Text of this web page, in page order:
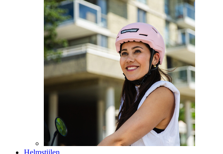
Helmstijlen